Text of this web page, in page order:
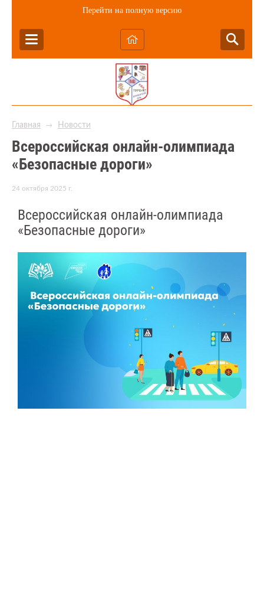
Перейти на полную версию
Главная → Новости
Всероссийская онлайн-олимпиада
«Безопасные дороги»
24 октября 2025 г.
Всероссийская онлайн-олимпиада
«Безопасные дороги»